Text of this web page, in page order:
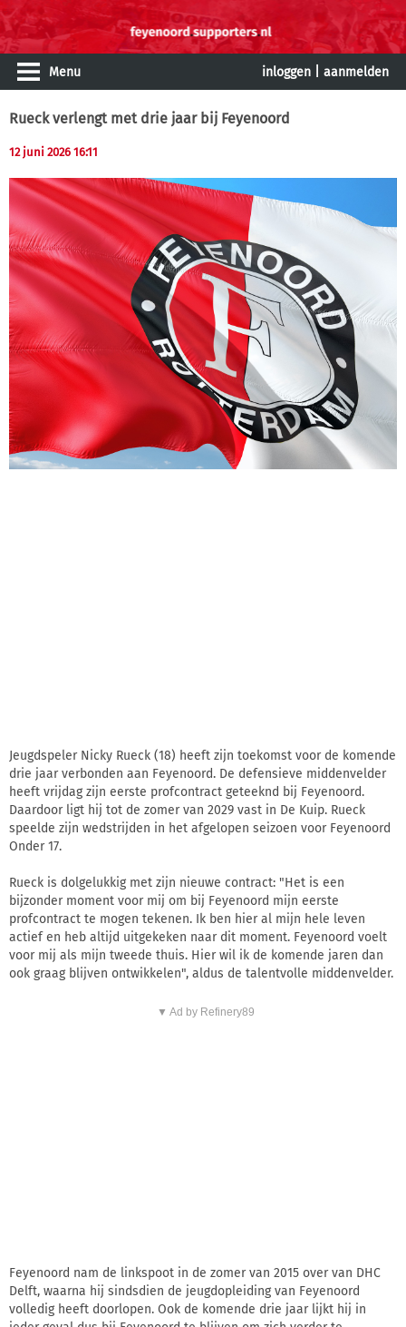
Menu inloggen aanmelden
Rueck verlengt met drie jaar bij Feyenoord
12 juni 2026 16:11
Jeugdspeler Nicky Rueck (18) heeft zijn toekomst voor de komende
drie jaar verbonden aan Feyenoord. De defensieve middenvelder
heeft vrijdag zijn eerste profcontract geteeknd bij Feyenoord.
Daardoor ligt hij tot de zomer van 2029 vast in De Kuip. Rueck
speelde zijn wedstrijden in het afgelopen seizoen voor Feyenoord
Onder 17.
Rueck is dolgelukkig met zijn nieuwe contract: "Het is een
bijzonder moment voor mij om bij Feyenoord mijn eerste
profcontract te mogen tekenen. Ik ben hier al mijn hele leven
actief en heb altijd uitgekeken naar dit moment. Feyenoord voelt
voor mij als mijn tweede thuis. Hier wil ik de komende jaren dan
ook graag blijven ontwikkelen", aldus de talentvolle middenvelder.
▼ Ad by Refinery89
Feyenoord nam de linkspoot in de zomer van 2015 over van DHC
Delft, waarna hij sindsdien de jeugdopleiding van Feyenoord
volledig heeft doorlopen. Ook de komende drie jaar lijkt hij in